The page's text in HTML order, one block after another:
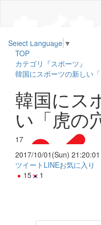
Select Language ▼
TOP
カテゴリ『スポーツ』
韓国にスポーツの新しい
韓国にス
い「虎の
17
2017/10/01(Sun) 21:20:01
ツイート LINEお気に入り
15
1